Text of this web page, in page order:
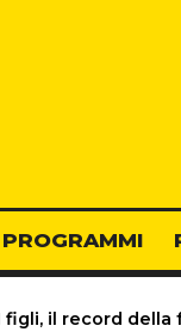
PROGRAMMI
figli, il record della